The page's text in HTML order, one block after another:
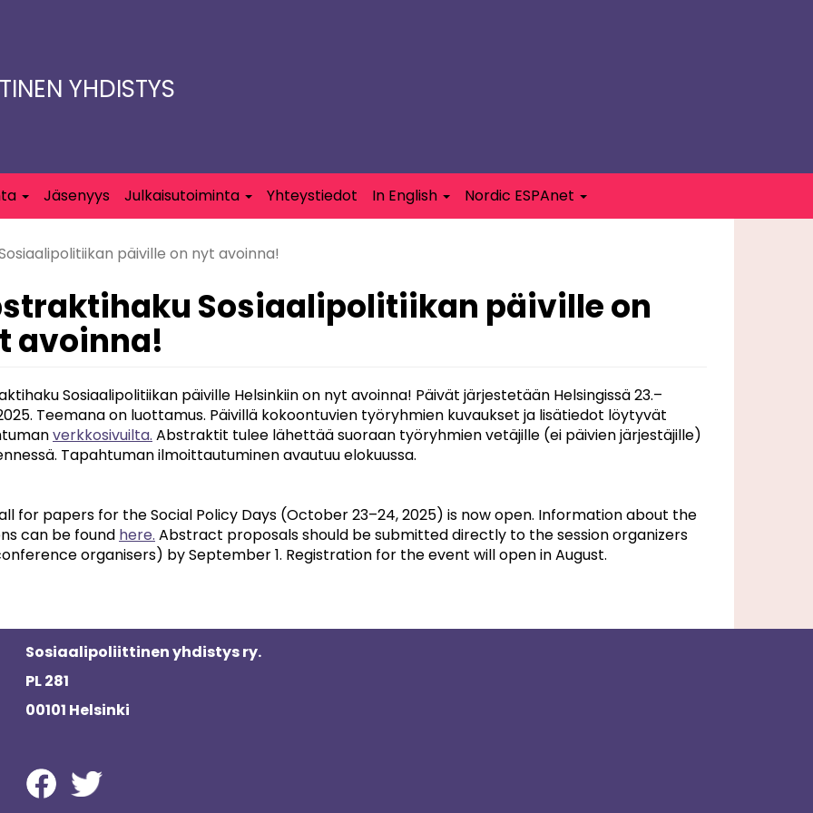
YHDISTYS
Jäsenyys Julkaisutoiminta Yhteystiedot In English Nordic ESPAnet
päiville on nyt avoinna!
Sosiaalipolitiikan päiville on
avoinna!
Sosiaalipolitiikan päiville Helsinkiin on nyt avoinna! Päivät järjestetään Helsingissä 23.–
Teemana on luottamus. Päivillä kokoontuvien työryhmien kuvaukset ja lisätiedot löytyvät
verkkosivuilta. Abstraktit tulee lähettää suoraan työryhmien vetäjille (ei päivien järjestäjille)
Tapahtuman ilmoittautuminen avautuu elokuussa.
for papers for the Social Policy Days (October 23–24, 2025) is now open. Information about the
can be found here. Abstract proposals should be submitted directly to the session organizers
organisers) by September 1. Registration for the event will open in August.
Sosiaalipoliittinen yhdistys ry.
PL 281
00101 Helsinki